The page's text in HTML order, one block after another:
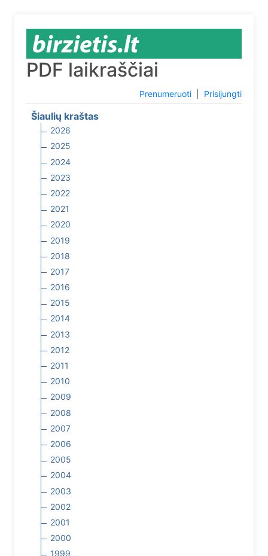
PDF laikraščiai
Prenumeruoti Prisijungti
Šiaulių kraštas
2026
2025
2024
2023
2022
2021
2020
2019
2018
2017
2016
2015
2014
2013
2012
2011
2010
2009
2008
2007
2006
2005
2004
2003
2002
2001
2000
1999